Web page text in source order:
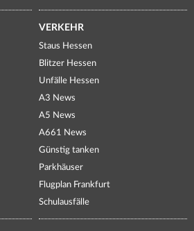
VERKEHR
Staus Hessen
Blitzer Hessen
Unfälle Hessen
A3 News
A5 News
A661 News
Günstig tanken
Parkhäuser
Flugplan Frankfurt
Schulausfälle